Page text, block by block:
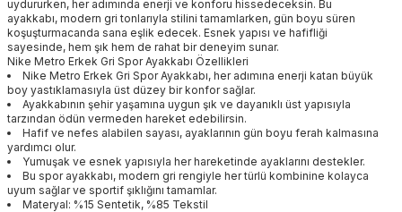
uydururken, her adımında enerji ve konforu hissedeceksin. Bu
ayakkabı, modern gri tonlarıyla stilini tamamlarken, gün boyu süren
koşuşturmacanda sana eşlik edecek. Esnek yapısı ve hafifliği
sayesinde, hem şık hem de rahat bir deneyim sunar.
Nike Metro Erkek Gri Spor Ayakkabı Özellikleri
Nike Metro Erkek Gri Spor Ayakkabı, her adımına enerji katan büyük
boy yastıklamasıyla üst düzey bir konfor sağlar.
Ayakkabının şehir yaşamına uygun şık ve dayanıklı üst yapısıyla
tarzından ödün vermeden hareket edebilirsin.
Hafif ve nefes alabilen sayası, ayaklarının gün boyu ferah kalmasına
yardımcı olur.
Yumuşak ve esnek yapısıyla her hareketinde ayaklarını destekler.
Bu spor ayakkabı, modern gri rengiyle her türlü kombinine kolayca
uyum sağlar ve sportif şıklığını tamamlar.
Materyal: %15 Sentetik, %85 Tekstil